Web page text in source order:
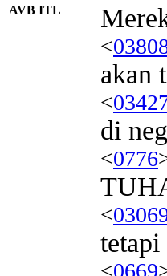
AVB ITL
<
akan
<
di
<0776
<
<0669